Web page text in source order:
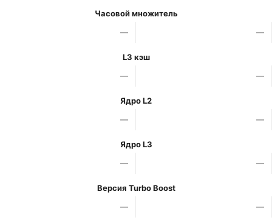
Часовой множитель
—
—
L3 кэш
—
—
Ядро L2
—
—
Ядро L3
—
—
Версия Turbo Boost
—
—